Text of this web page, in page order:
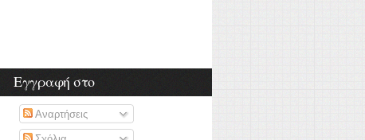
Εγγραφή στο
Αναρτήσεις